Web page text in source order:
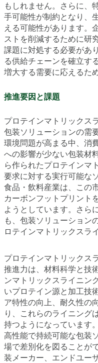
もしれません。さらに、
手可能性が制約となり、
える可能性があります。
ストを削減するために研
課題に対処する必要があ
る供給チェーンを確立す
増大する需要に応えるた
推進要因と課題
プロテインマトリックス
包装ソリューションの需
環境問題が高まる中、消
への影響が少ない包装材
ら作られたプロテインマ
要求に対する実行可能な
食品・飲料産業は、この
カーボンフットプリント
ようとしています。さら
も、包装ソリューション
ロテインマトリックスラ
プロテインマトリックス
推進力は、材料科学と技
ンマトリックスライニン
いプロテイン源と加工技
ア特性の向上、耐久性の
り、これらのライニング
持つようになっています
高性能で持続可能な包装
場で差別化を図ることが
装メーカー、エンドユー